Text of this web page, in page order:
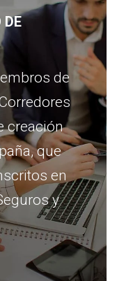
DE
de
creación
que
en
y